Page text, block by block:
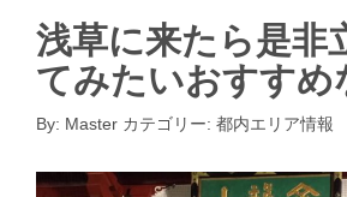
浅草に来たら是非
てみたいおすすめ
By: Master カテゴリー: 都内エリア情報